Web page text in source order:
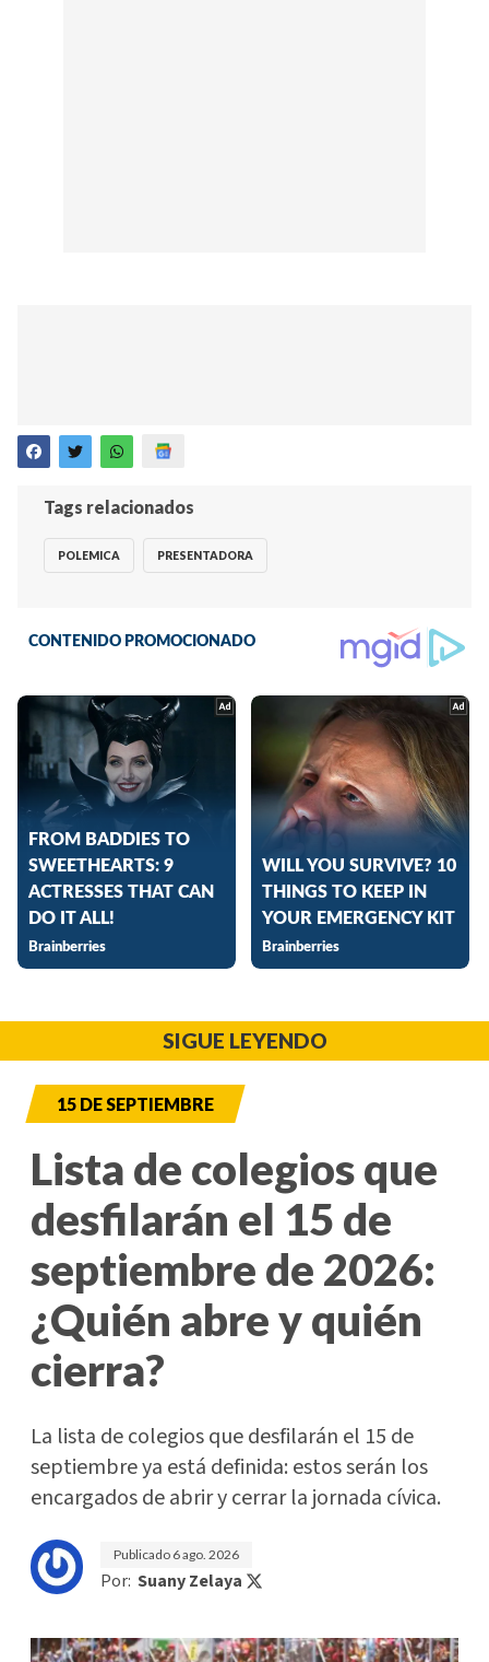
Tags relacionados
POLEMICA PRESENTADORA
SIGUE LEYENDO
15 DE SEPTIEMBRE
Lista de colegios que
desfilarán el 15 de
septiembre de 2026:
¿Quién abre y quién
cierra?
La lista de colegios que desfilarán el 15 de
septiembre ya está definida: estos serán los
encargados de abrir y cerrar la jornada cívica.
Publicado 6 ago. 2026
Por: Suany Zelaya